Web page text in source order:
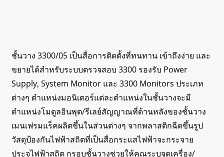
ชั้นวาง 3300/05 เป็นสื่อการติดตั้งที่ทนทาน เข้าถึงง่าย และ
ขยายได้สำหรับระบบตรวจสอบ 3300 รองรับ Power
Supply, System Monitor และ 3300 Monitors ประเภท
ต่างๆ ตำแหน่งมอนิเตอร์แต่ละตำแหน่งในชั้นวางจะมี
ตำแหน่งโมดูลอินพุต/รีเลย์สัญญาณที่ด้านหลังของชั้นวาง
เมนเฟรมแร็คผลิตขึ้นในส่วนต่างๆ จากพลาสติกฉีดขึ้นรูป
วัสดุป้องกันไฟฟ้าสถิตที่เป็นสื่อกระแสไฟฟ้าจะกระจาย
ประจุไฟฟ้าสถิต กรอบชั้นวางช่วยให้คุณระบุจุดเครื่อง/